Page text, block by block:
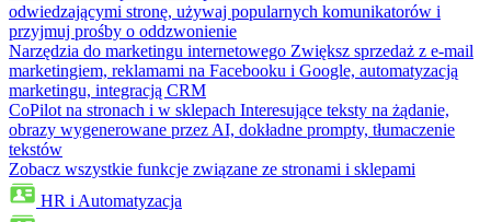
odwiedzającymi stronę, używaj popularnych komunikatorów i
przyjmuj prośby o oddzwonienie
Narzędzia do marketingu internetowego Zwiększ sprzedaż z e-mail
marketingiem, reklamami na Facebooku i Google, automatyzacją
marketingu, integracją CRM
CoPilot na stronach i w sklepach Interesujące teksty na żądanie,
obrazy wygenerowane przez AI, dokładne prompty, tłumaczenie
tekstów
Zobacz wszystkie funkcje związane ze stronami i sklepami
HR i Automatyzacja